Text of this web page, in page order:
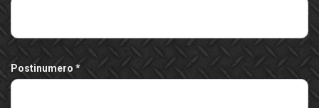
Postinumero